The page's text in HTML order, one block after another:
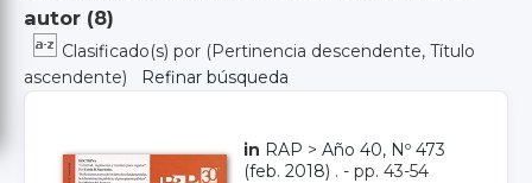
autor (8)
Clasificado(s) por (Pertinencia descendente, Título
ascendente)
Refinar búsqueda
in RAP > Año 40, Nº 473
(feb. 2018) . - pp. 43-54